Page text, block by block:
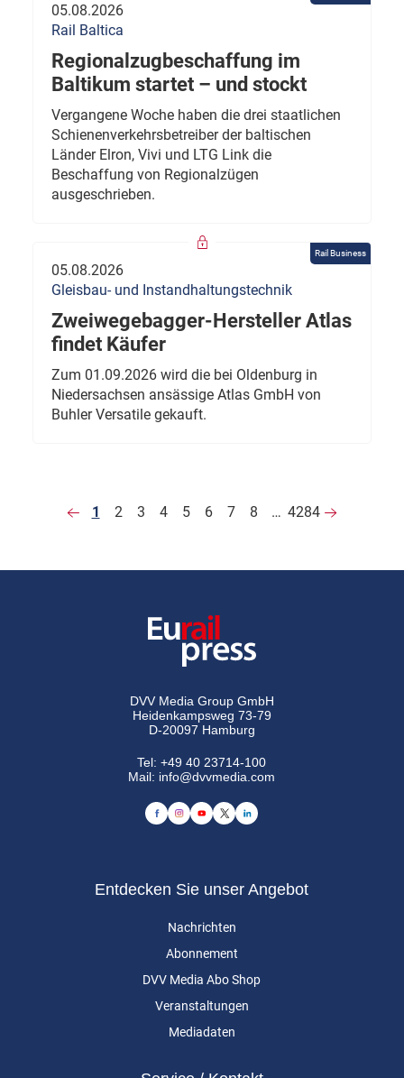
05.08.2026
Rail Baltica
Regionalzugbeschaffung im
Baltikum startet – und stockt
Vergangene Woche haben die drei staatlichen
Schienenverkehrsbetreiber der baltischen
Länder Elron, Vivi und LTG Link die
Beschaffung von Regionalzügen
ausgeschrieben.
Rail Business
05.08.2026
Gleisbau- und Instandhaltungstechnik
Zweiwegebagger-Hersteller Atlas
findet Käufer
Zum 01.09.2026 wird die bei Oldenburg in
Niedersachsen ansässige Atlas GmbH von
Buhler Versatile gekauft.
1 2 3 4 5 6 7 8 … 4284
DVV Media Group GmbH
Heidenkampsweg 73-79
D-20097 Hamburg
Tel:+49 40 23714-100
Mail: info@dvvmedia.com
Entdecken Sie unser Angebot
Nachrichten
Abonnement
DVV Media Abo Shop
Veranstaltungen
Mediadaten